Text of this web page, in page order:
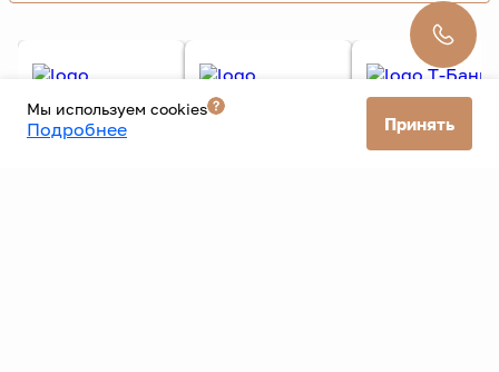
Подробнее
Мы используем cookies
Подробнее Принять